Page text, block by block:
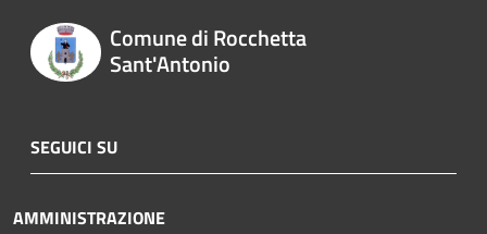
Comune di Rocchetta
Sant'Antonio
SEGUICI SU
AMMINISTRAZIONE